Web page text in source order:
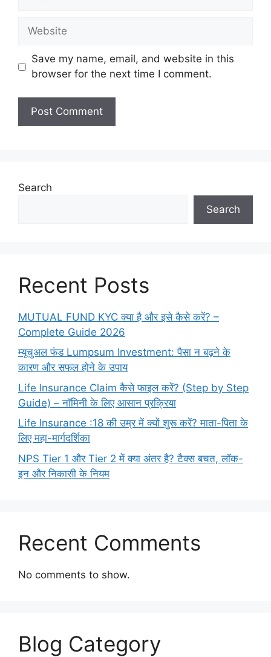
Website
Save my name, email, and website in this
browser for the next time I comment.
Search
Search
Recent Posts
MUTUAL FUND KYC क्या है और इसे कैसे करें? –
Complete Guide 2026
म्यूचुअल फंड Lumpsum Investment: पैसा न बढ़ने के
कारण और सफल होने के उपाय
Life Insurance Claim कैसे फाइल करें? (Step by Step
Guide) – नॉमिनी के लिए आसान प्रक्रिया
Life Insurance :18 की उम्र में क्यों शुरू करें? माता-पिता के
लिए महा-मार्गदर्शिका
NPS Tier 1 और Tier 2 में क्या अंतर है? टैक्स बचत, लॉक-
इन और निकासी के नियम
Recent Comments
No comments to show.
Blog Category